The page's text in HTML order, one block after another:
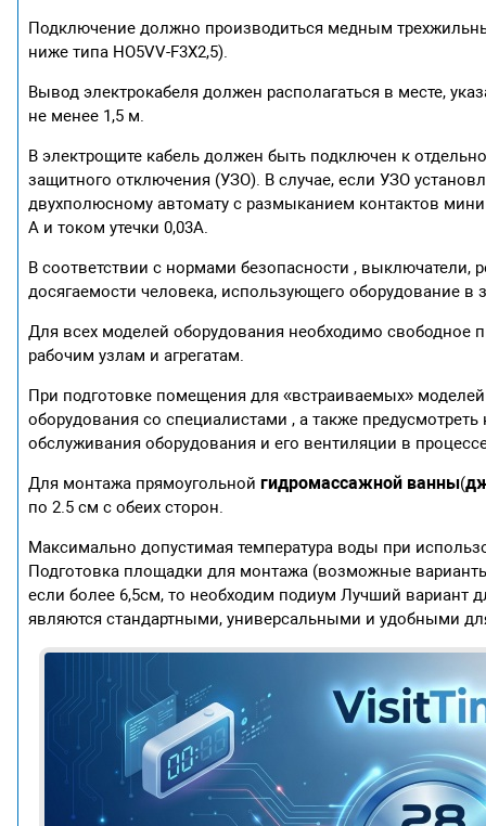
Подключение должно производиться медным
ниже типа НО5VV-F3Х2,5).
Вывод электрокабеля должен располагаться в месте,
не менее 1,5 м.
В электрощите кабель должен быть подключен к
защитного отключения (УЗО). В случае, если УЗО
двухполюсному автомату с размыканием контактов
А и током утечки 0,03А.
В соответствии с нормами безопасности , выключатели,
досягаемости человека, использующего оборудование
Для всех моделей оборудования необходимо свободное
рабочим узлам и агрегатам.
При подготовке помещения для «встраиваемых»
оборудования со специалистами , а также
обслуживания оборудования и его вентиляции в
Для монтажа прямоугольнойгидромассажной ванны(
по 2.5 см с обеих сторон.
Максимально допустимая температура воды при
Подготовка площадки для монтажа (возможные
если более 6,5см, то необходим подиум Лучший вариант
являются стандартными, универсальными и удобными